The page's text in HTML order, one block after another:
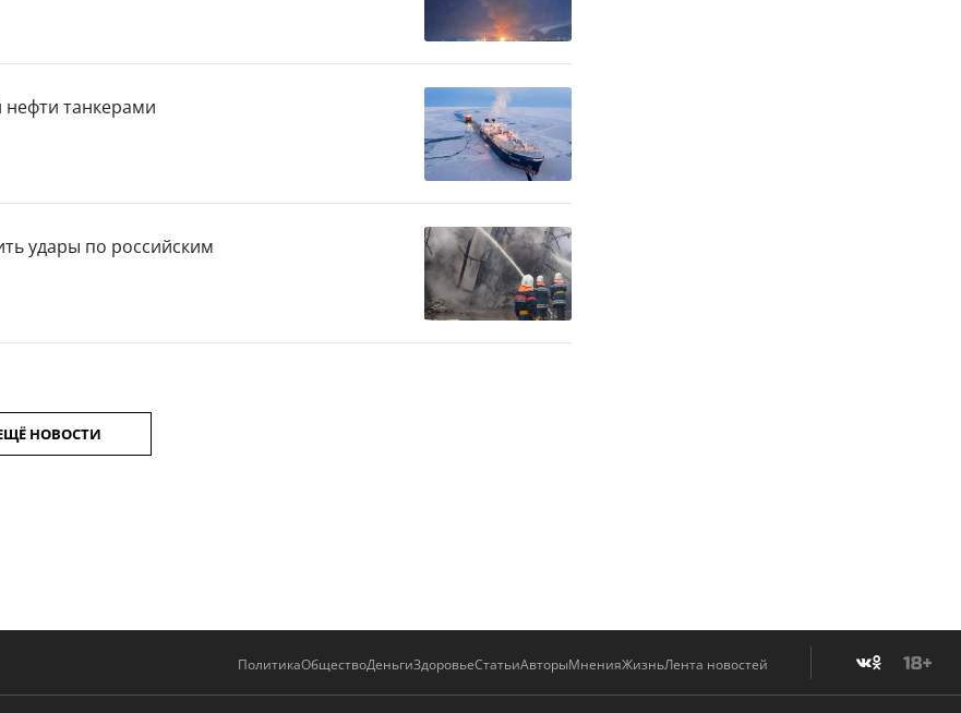
нефти танкерами
удары по российским
НОВОСТИ
ПолитикаОбществоДеньгиЗдоровьеСтатьиАвторыМненияЖизньЛента новостей